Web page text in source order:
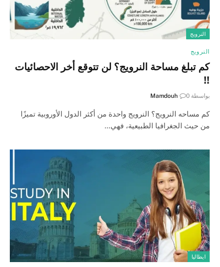
النرويج
النرويج
كم تبلغ مساحة النرويج؟ لن تتوقع أخر الاحصائيات
!!
بواسطة Mamdouh 0
كم مساحه النرويج؟ النرويج واحدة من أكثر الدول الأوروبية تميزًا
من حيث الجغرافيا الطبيعية، فهي…
ايطاليا